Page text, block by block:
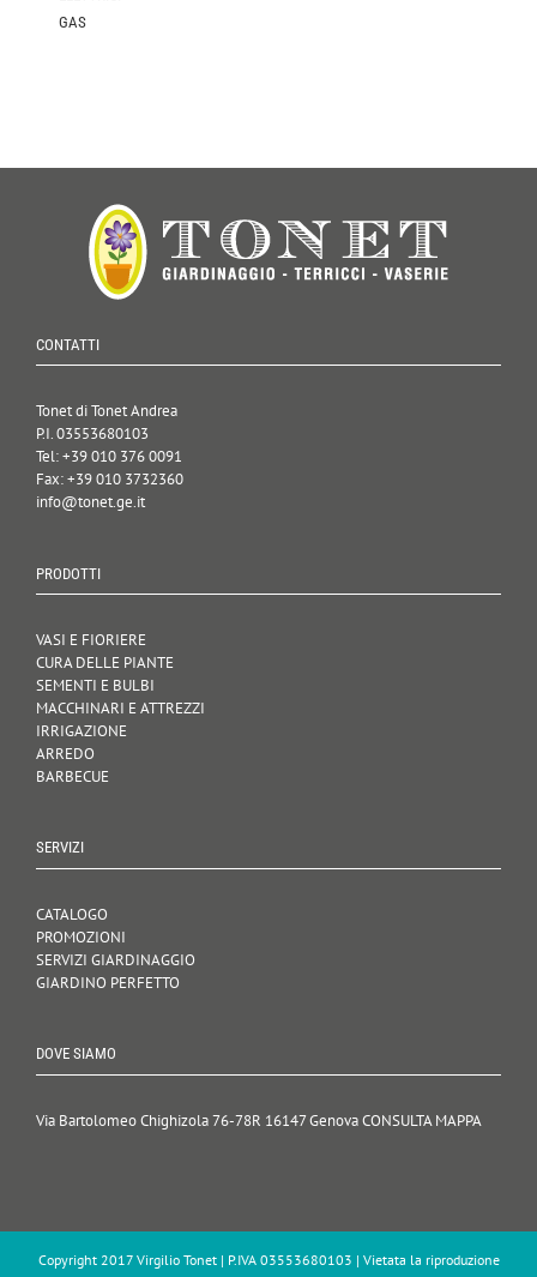
GAS
CONTATTI
Tonet di Tonet Andrea
P.I. 03553680103
Tel: +39 010 376 0091
Fax: +39 010 3732360
info@tonet.ge.it
PRODOTTI
VASI E FIORIERE
CURA DELLE PIANTE
SEMENTI E BULBI
MACCHINARI E ATTREZZI
IRRIGAZIONE
ARREDO
BARBECUE
SERVIZI
CATALOGO
PROMOZIONI
SERVIZI GIARDINAGGIO
GIARDINO PERFETTO
DOVE SIAMO
Via Bartolomeo Chighizola 76-78R 16147 GenovaCONSULTA MAPPA
Copyright 2017 Virgilio Tonet | P.IVA 03553680103 | Vietata la riproduzione